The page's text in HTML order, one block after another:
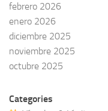
febrero 2026
enero 2026
diciembre 2025
noviembre 2025
octubre 2025
Categories